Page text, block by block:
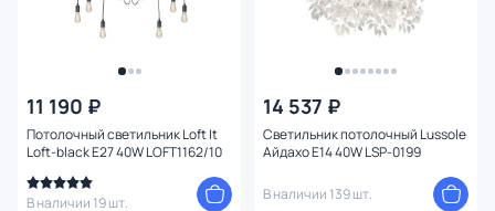
11 190 ₽
Потолочный светильник Loft It
Loft-black E27 40W LOFT1162/10
В наличии 19 шт.
14 537 ₽
Светильник потолочный Lussole
Айдахо E14 40W LSP-0199
В наличии 139 шт.